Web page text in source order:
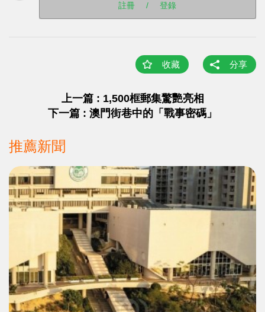
註冊 / 登錄
收藏 分享
上一篇 : 1,500框郵集驚艷亮相
下一篇 : 澳門街巷中的「戰事密碼」
推薦新聞